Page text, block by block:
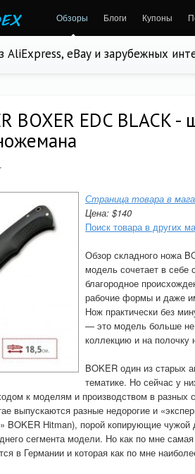
Обзоры Блоги Купоны
AliExpress, eBay и зарубежных
BOXER EDC BLACK
Страница товара в
Цена: $140
Поиск товара в других
Обзор складного ножа
модель сочетает в
благородное
рабочие формы и даже
Нож практически без
— это модель больше
коллекцию и на полочку
BOKER один из старых
тематике. Но сейчас у
к моделям и производством в
выпускаются разные недорогие и
BOKER Hitman), порой копирующие чужой
сегмента модели. Но как по мне
в Германии и которая как по мне